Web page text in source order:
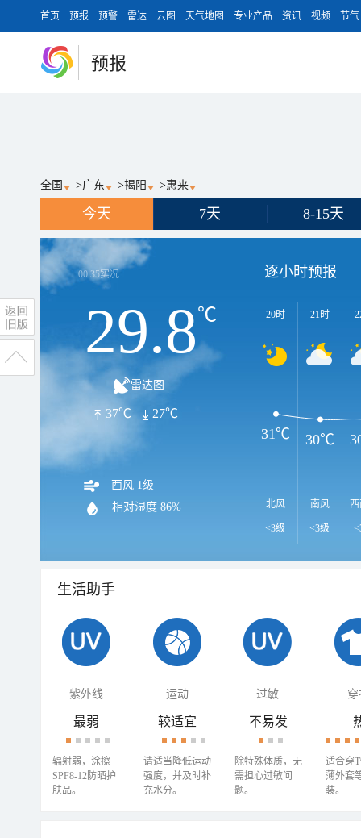
首页 预报 预警 雷达 云图 天气地图 专业产品 资讯 视频 节气
预报
全国 >广东 >揭阳 >惠来
今天 7天 8-15天
00:35实况
29.8℃
雷达图
37℃ 27℃
西风 1级
相对湿度 86%
逐小时预报
20时
北风
<3级
21时
南风
<3级
31℃ 30℃
生活助手
紫外线 运动 过敏 穿
最弱
辐射弱，涂擦
SPF8-12防晒护
肤品。
较适宜
请适当降低运动
强度，并及时补
充水分。
不易发
除特殊体质，无
需担心过敏问
题。
适合穿
薄外套
装。